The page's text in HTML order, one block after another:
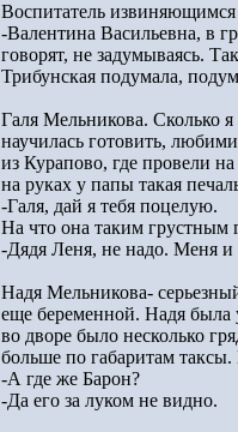
Воспитатель извиняющимся
-Валентина Васильевна, в
говорят, не задумываясь.
Трибунская подумала,
Галя Мельникова. Сколько
научилась готовить,
из Курапово, где провели
на руках у папы такая
-Галя, дай я тебя поцелую.
На что она таким грустным
-Дядя Леня, не надо. Меня и
Надя Мельникова-
еще беременной. Надя
во дворе было несколько
больше по габаритам
-А где же Барон?
-Да его за луком не видно.